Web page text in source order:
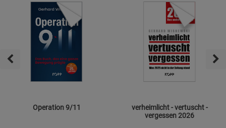
Operation 9/11
verheimlicht - vertuscht -
vergessen 2026